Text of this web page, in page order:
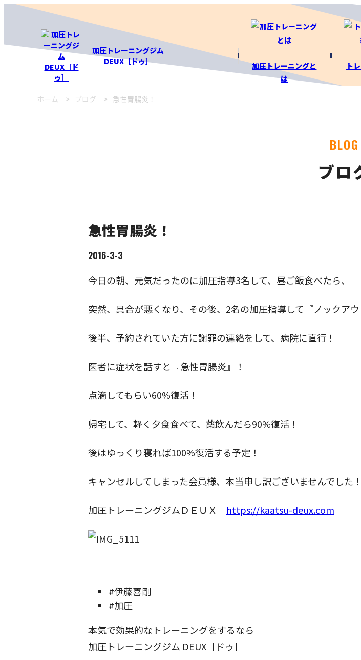
加圧トレーニングジム
DEUX［ドゥ］
加圧トレーニングと
は
ト
ホーム ブログ 急性胃腸炎！
BLOG
ブロ
急性胃腸炎！
2016-3-3
今日の朝、元気だったのに加圧指導3名して、昼ご飯食べたら、
突然、具合が悪くなり、その後、2名の加圧指導して『ノックアウ
後半、予約されていた方に謝罪の連絡をして、病院に直行！
医者に症状を話すと『急性胃腸炎』！
点滴してもらい60%復活！
帰宅して、軽く夕食食べて、薬飲んだら90%復活！
後はゆっくり寝れば100%復活する予定！
キャンセルしてしまった会員様、本当申し訳ございませんでした！
加圧トレーニングジムＤＥＵＸ https://kaatsu-deux.com
#伊藤喜剛
#加圧
本気で効果的なトレーニングをするなら
加圧トレーニングジム DEUX［ドゥ］